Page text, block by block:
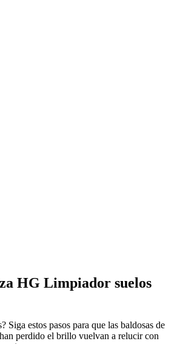
HG Limpiador suelos
Siga estos pasos para que las baldosas de
perdido el brillo vuelvan a relucir con